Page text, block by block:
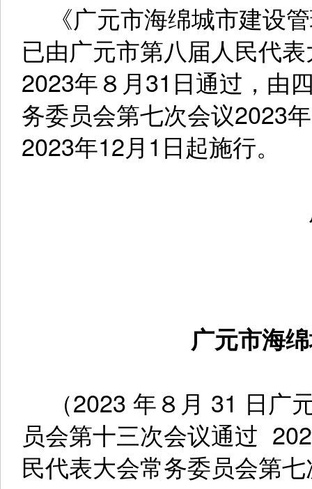
《广元市海绵城市建设
已由广元市第八届人民代
2023年８月31日通过，由
务委员会第七次会议2023
2023年12月1日起施行。
广元市海
（2023 年８月 31 日广
员会第十三次会议通过
民代表大会常务委员会第